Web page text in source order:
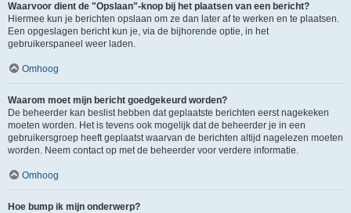
Waarvoor dient de "Opslaan"-knop bij het plaatsen van een bericht?
Hiermee kun je berichten opslaan om ze dan later af te werken en te plaatsen.
Een opgeslagen bericht kun je, via de bijhorende optie, in het
gebruikerspaneel weer laden.
Omhoog
Waarom moet mijn bericht goedgekeurd worden?
De beheerder kan beslist hebben dat geplaatste berichten eerst nagekeken
moeten worden. Het is tevens ook mogelijk dat de beheerder je in een
gebruikersgroep heeft geplaatst waarvan de berichten altijd nagelezen moeten
worden. Neem contact op met de beheerder voor verdere informatie.
Omhoog
Hoe bump ik mijn onderwerp?